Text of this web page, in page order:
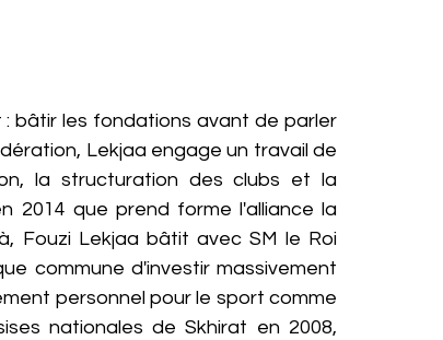
bâtir les fondations avant de parler
Lekjaa engage un travail de
la structuration des clubs et la
2014 que prend forme l'alliance la
Fouzi Lekjaa bâtit avec SM le Roi
commune d'investir massivement
personnel pour le sport comme
nationales de Skhirat en 2008,